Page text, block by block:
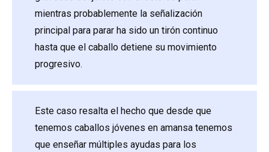
mientras probablemente la señalización
principal para parar ha sido un tirón continuo
hasta que el caballo detiene su movimiento
progresivo.
Este caso resalta el hecho que desde que
tenemos caballos jóvenes en amansa tenemos
que enseñar múltiples ayudas para los